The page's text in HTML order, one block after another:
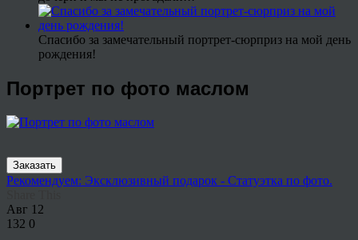
Спасибо за замечательный портрет-сюрприз на мой день
рождения!
Портрет по фото маслом
Заказать
Рекомендуем: Эксклюзивный подарок - Статуэтка по фото.
Авг 12
132 0